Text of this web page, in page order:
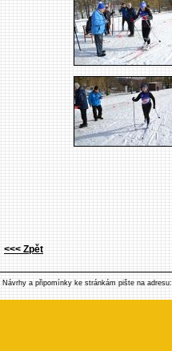
<<< Zpět
Návrhy a připomínky ke stránkám pište na adresu: